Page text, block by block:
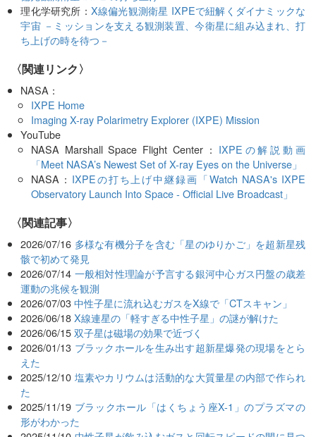
理化学研究所： X線偏光観測衛星 IXPEで紐解くダイナミックな
宇宙 －ミッションを支える観測装置、今衛星に組み込まれ、打
ち上げの時を待つ－
〈関連リンク〉
NASA：
IXPE Home
Imaging X-ray Polarimetry Explorer (IXPE) Mission
YouTube
NASA Marshall Space Flight Center： IXPEの解説動画
「Meet NASA’s Newest Set of X-ray Eyes on the Universe」
NASA： IXPEの打ち上げ中継録画「Watch NASA's IXPE
Observatory Launch Into Space - Official Live Broadcast」
関連記事
2026/07/16 多様な有機分子を含む「星のゆりかご」を超新星残
骸で初めて発見
2026/07/14 一般相対性理論が予言する銀河中心ガス円盤の歳差
運動の兆候を観測
2026/07/03 中性子星に流れ込むガスをX線で「CTスキャン」
2026/06/18 X線連星の「軽すぎる中性子星」の謎が解けた
2026/06/15 双子星は磁場の効果で近づく
2026/01/13 ブラックホールを生み出す超新星爆発の現場をとら
えた
2025/12/10 塩素やカリウムは活動的な大質量星の内部で作られ
た
2025/11/19 ブラックホール「はくちょう座X-1」のプラズマの
形がわかった